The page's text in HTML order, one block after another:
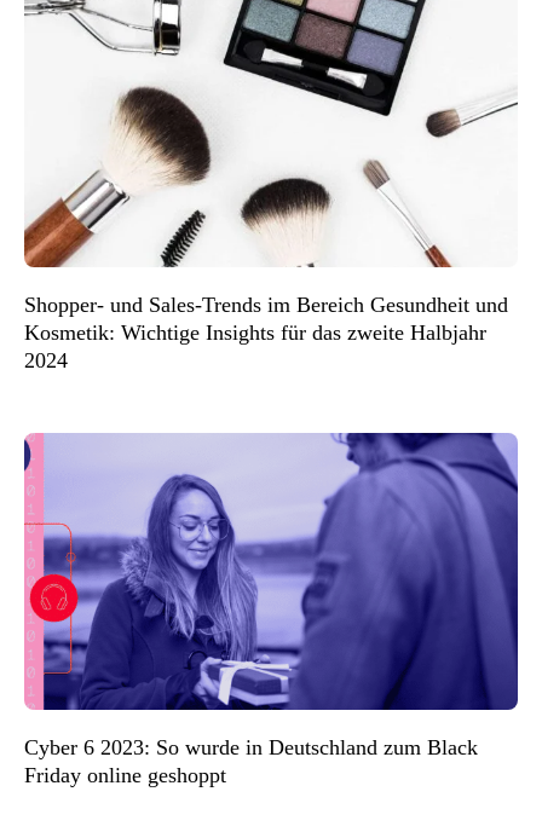
Shopper- und Sales-Trends im Bereich Gesundheit und
Kosmetik: Wichtige Insights für das zweite Halbjahr
2024
Cyber 6 2023: So wurde in Deutschland zum Black
Friday online geshoppt